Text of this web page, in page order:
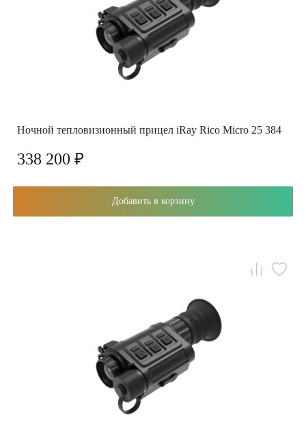
Ночной тепловизионный прицел iRay Rico Micro 25 384
338 200 ₽
Добавить в корзину